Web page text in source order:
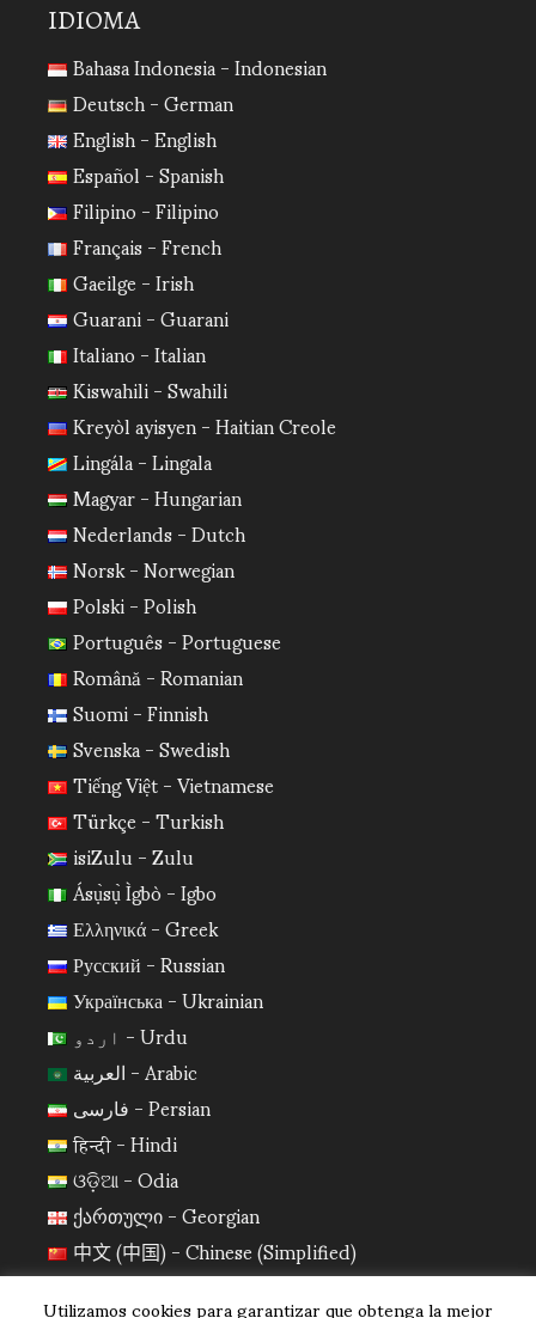
IDIOMA
Bahasa Indonesia - Indonesian
Deutsch - German
English - English
Español - Spanish
Filipino - Filipino
Français - French
Gaeilge - Irish
Guarani - Guarani
Italiano - Italian
Kiswahili - Swahili
Kreyòl ayisyen - Haitian Creole
Lingála - Lingala
Magyar - Hungarian
Nederlands - Dutch
Norsk - Norwegian
Polski - Polish
Português - Portuguese
Română - Romanian
Suomi - Finnish
Svenska - Swedish
Tiếng Việt - Vietnamese
Türkçe - Turkish
isiZulu - Zulu
Ásụ̀sụ̀ Ìgbò - Igbo
Ελληνικά - Greek
Русский - Russian
Українська - Ukrainian
اردو - Urdu
العربية - Arabic
فارسی - Persian
हिन्दी - Hindi
ଓଡ଼ିଆ - Odia
ქართული - Georgian
中文 (中国) - Chinese (Simplified)
日本語 - Japanese